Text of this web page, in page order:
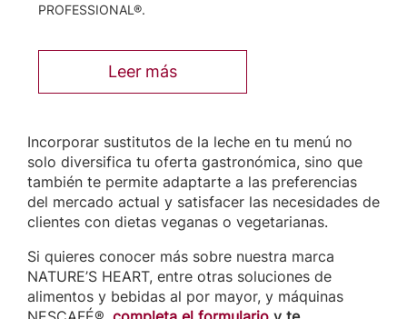
PROFESSIONAL®.
Leer más
Incorporar sustitutos de la leche en tu menú no
solo diversifica tu oferta gastronómica, sino que
también te permite adaptarte a las preferencias
del mercado actual y satisfacer las necesidades de
clientes con dietas veganas o vegetarianas.
Si quieres conocer más sobre nuestra marca
NATURE’S HEART, entre otras soluciones de
alimentos y bebidas al por mayor, y máquinas